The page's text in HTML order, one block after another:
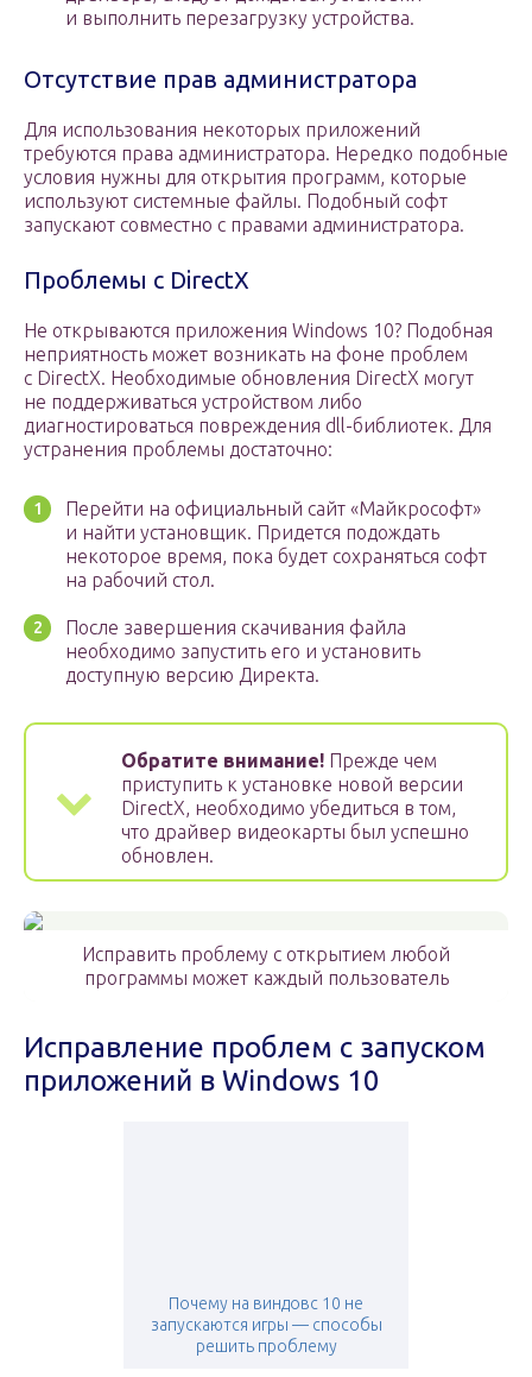
и выполнить перезагрузку устройства.
Отсутствие прав администратора
Для использования некоторых приложений
требуются права администратора. Нередко подобные
условия нужны для открытия программ, которые
используют системные файлы. Подобный софт
запускают совместно с правами администратора.
Проблемы с DirectX
Не открываются приложения Windows 10? Подобная
неприятность может возникать на фоне проблем
с DirectX. Необходимые обновления DirectX могут
не поддерживаться устройством либо
диагностироваться повреждения dll-библиотек. Для
устранения проблемы достаточно:
Перейти на официальный сайт «Майкрософт»
и найти установщик. Придется подождать
некоторое время, пока будет сохраняться софт
на рабочий стол.
После завершения скачивания файла
необходимо запустить его и установить
доступную версию Директа.
Обратите внимание! Прежде чем
приступить к установке новой версии
DirectX, необходимо убедиться в том,
что драйвер видеокарты был успешно
обновлен.
Исправить проблему с открытием любой
программы может каждый пользователь
Исправление проблем с запуском
приложений в Windows 10
Почему на виндовс 10 не
запускаются игры — способы
решить проблему